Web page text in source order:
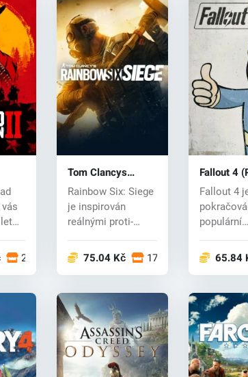
20 obchodech
Tom Clancys
Rainbow Six Siege
(PC) CD key
Rainbow Six: Siege
je inspirován
reálnými proti-
operacemi po...
75.04 Kč 17 obchodech
Fallout 4
key
Fallout 4
populární
RPG
4 s...
65.84